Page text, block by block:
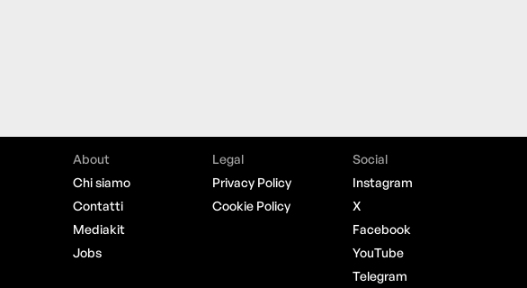
About
Chi siamo
Contatti
Mediakit
Jobs
Legal
Privacy Policy
Cookie Policy
Social
Instagram
X
Facebook
YouTube
Telegram